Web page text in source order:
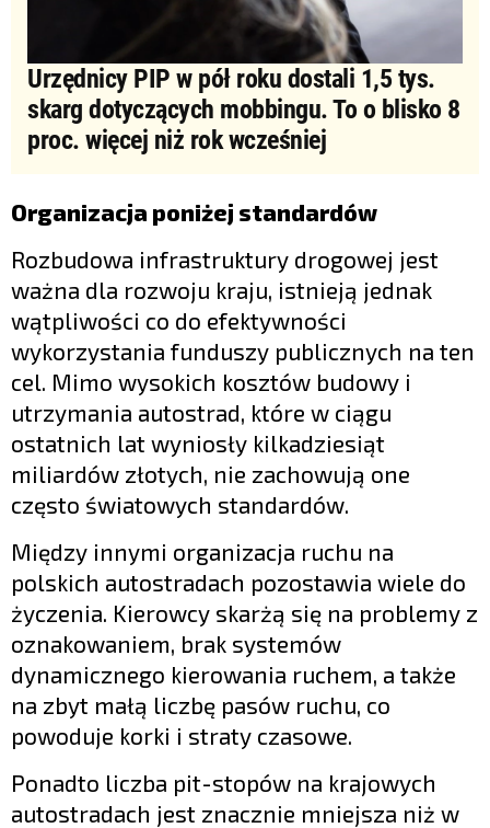
Urzędnicy PIP w pół roku dostali 1,5 tys.
skarg dotyczących mobbingu. To o blisko 8
proc. więcej niż rok wcześniej
Organizacja poniżej standardów
Rozbudowa infrastruktury drogowej jest
ważna dla rozwoju kraju, istnieją jednak
wątpliwości co do efektywności
wykorzystania funduszy publicznych na ten
cel. Mimo wysokich kosztów budowy i
utrzymania autostrad, które w ciągu
ostatnich lat wyniosły kilkadziesiąt
miliardów złotych, nie zachowują one
często światowych standardów.
Między innymi organizacja ruchu na
polskich autostradach pozostawia wiele do
życzenia. Kierowcy skarżą się na problemy z
oznakowaniem, brak systemów
dynamicznego kierowania ruchem, a także
na zbyt małą liczbę pasów ruchu, co
powoduje korki i straty czasowe.
Ponadto liczba pit-stopów na krajowych
autostradach jest znacznie mniejsza niż w